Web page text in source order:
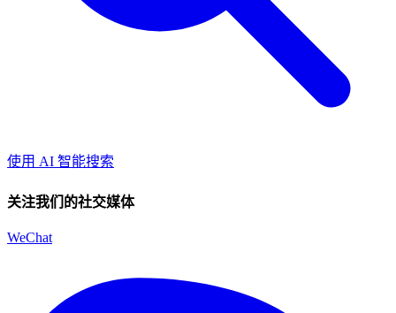
使用 AI 智能搜索
关注我们的社交媒体
WeChat